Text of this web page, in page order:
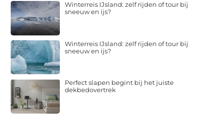
Winterreis IJsland: zelf rijden of tour bij
sneeuw en ijs?
Winterreis IJsland: zelf rijden of tour bij
sneeuw en ijs?
Perfect slapen begint bij het juiste
dekbedovertrek